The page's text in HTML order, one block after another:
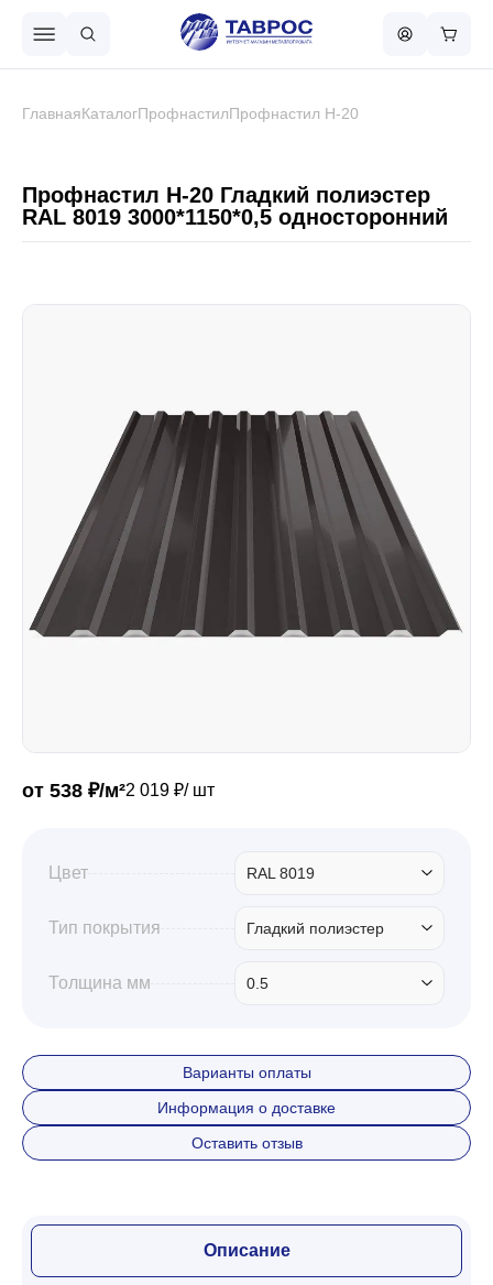
Металлочерепица
Сваи винтовые
Забор
Кровля
Профили для гипсокартона
Другие товары
ГлавнаяКаталогПрофнастилПрофнастил Н-20
Профнастил Н-20 Гладкий полиэстер
RAL 8019 3000*1150*0,5 односторонний
от 538 ₽/м²2 019 ₽/ шт
Цвет RAL 8019
Тип покрытия Гладкий полиэстер
Толщина мм 0.5
Варианты оплаты
Информация о доставке
Оставить отзыв
Описание